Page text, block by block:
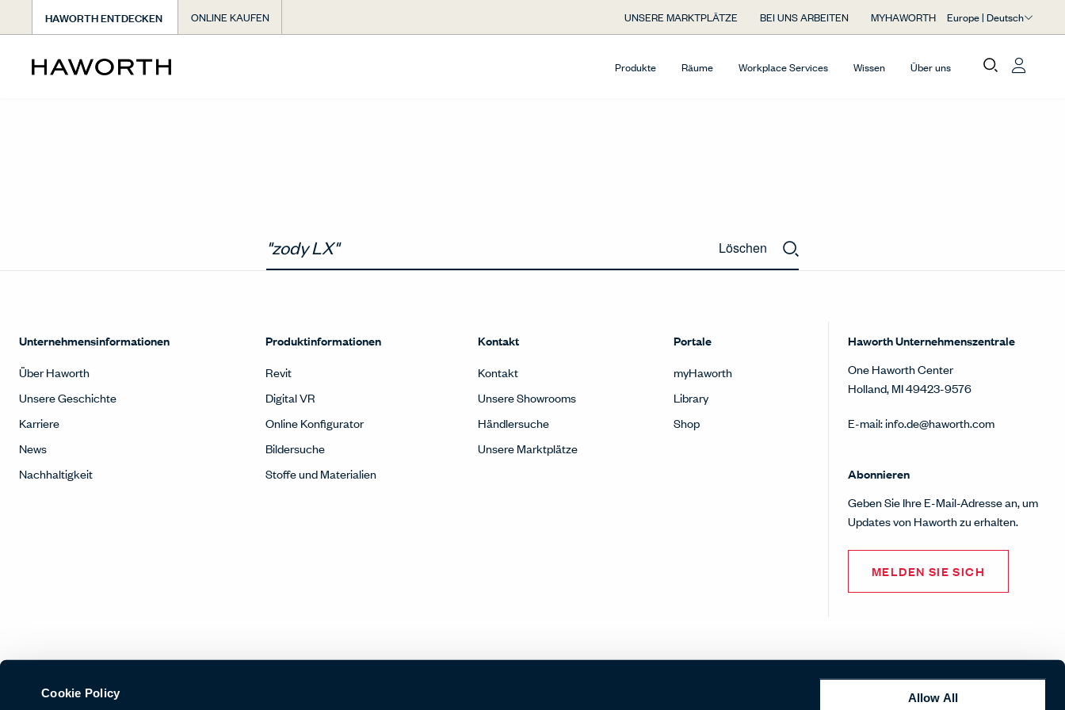
Cookie Policy Allow All
HAWORTH ENTDECKEN ONLINE KAUFEN UNSERE MARKTPLÄTZE BEI UNS ARBEITEN MYHAWORTH Europe | Deutsch
Produkte Räume Workplace Services Wissen Über uns
Löschen
Unternehmensinformationen
Über Haworth
Unsere Geschichte
Karriere
News
Nachhaltigkeit
Produktinformationen
Revit
Digital VR
Online Konfigurator
Bildersuche
Stoffe und Materialien
Kontakt
Kontakt
Unsere Showrooms
Händlersuche
Unsere Marktplätze
Portale
myHaworth
Library
Shop
Haworth Unternehmenszentrale
One Haworth Center
Holland, MI 49423-9576
E-mail:info.de@haworth.com
Abonnieren
Geben Sie Ihre E-Mail-Adresse an, um
Updates von Haworth zu erhalten.
MELDEN SIE SICH
© Copyright Haworth, Inc. PinterestFacebookTwitter